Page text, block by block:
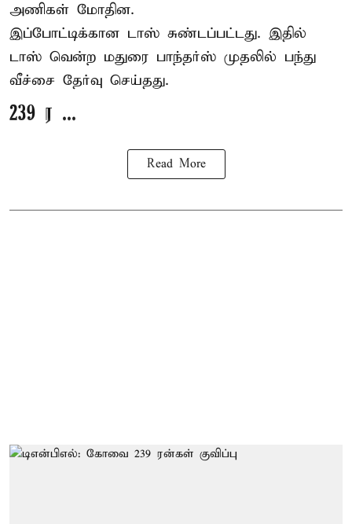
அணிகள் மோதின.
இப்போட்டிக்கான டாஸ் சுண்டப்பட்டது. இதில்
டாஸ் வென்ற மதுரை பாந்தர்ஸ் முதலில் பந்து
வீச்சை தேர்வு செய்தது.
239 ர ...
Read More